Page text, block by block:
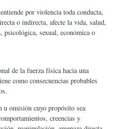
por violencia toda conducta,
o indirecta, afecte la vida, salud,
sexual, económica o
de la fuerza física hacia una
como consecuencias probables
u omisión cuyo propósito sea
creencias y